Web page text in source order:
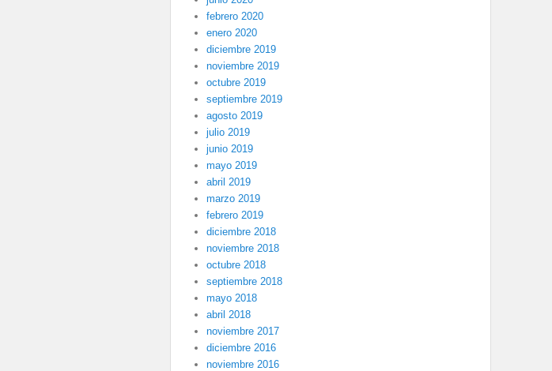
febrero 2020
enero 2020
diciembre 2019
noviembre 2019
octubre 2019
septiembre 2019
agosto 2019
julio 2019
junio 2019
mayo 2019
abril 2019
marzo 2019
febrero 2019
diciembre 2018
noviembre 2018
octubre 2018
septiembre 2018
mayo 2018
abril 2018
noviembre 2017
diciembre 2016
noviembre 2016